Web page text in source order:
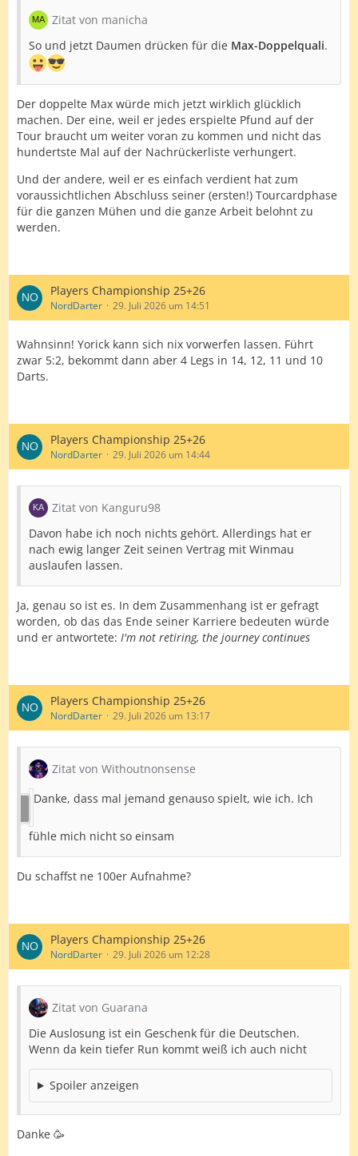
Zitat von manicha
So und jetzt Daumen drücken für die Max-Doppelquali.
Der doppelte Max würde mich jetzt wirklich glücklich
machen. Der eine, weil er jedes erspielte Pfund auf der
Tour braucht um weiter voran zu kommen und nicht das
hundertste Mal auf der Nachrückerliste verhungert.
Und der andere, weil er es einfach verdient hat zum
voraussichtlichen Abschluss seiner (ersten!) Tourcardphase
für die ganzen Mühen und die ganze Arbeit belohnt zu
werden.
Players Championship 25+26
NordDarter 29. Juli 2026 um 14:51
Wahnsinn! Yorick kann sich nix vorwerfen lassen. Führt
zwar 5:2, bekommt dann aber 4 Legs in 14, 12, 11 und 10
Darts.
Players Championship 25+26
NordDarter 29. Juli 2026 um 14:44
Zitat von Kanguru98
Davon habe ich noch nichts gehört. Allerdings hat er
nach ewig langer Zeit seinen Vertrag mit Winmau
auslaufen lassen.
Ja, genau so ist es. In dem Zusammenhang ist er gefragt
worden, ob das das Ende seiner Karriere bedeuten würde
und er antwortete: I'm not retiring, the journey continues
Players Championship 25+26
NordDarter 29. Juli 2026 um 13:17
Zitat von Withoutnonsense
Danke, dass mal jemand genauso spielt, wie ich. Ich
fühle mich nicht so einsam
Du schaffst ne 100er Aufnahme?
Players Championship 25+26
NordDarter 29. Juli 2026 um 12:28
Zitat von Guarana
Die Auslosung ist ein Geschenk für die Deutschen.
Wenn da kein tiefer Run kommt weiß ich auch nicht
Spoiler anzeigen
Danke 🥳